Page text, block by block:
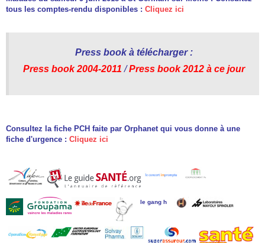
tous les comptes-rendu disponibles : Cliquez ici
Press book à télécharger :
Press book 2004-2011 /Press book 2012 à ce jour
Consultez la fiche PCH faite par Orphanet qui vous donne à une
fiche d'urgence : Cliquez ici
le gang h